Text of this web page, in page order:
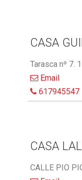
CASA
Tarasca nº 7.
Email
617945547
CASA
CALLE PIO